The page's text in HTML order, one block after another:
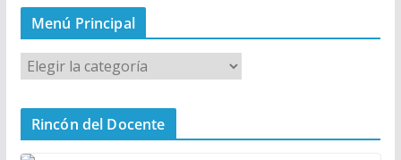
Menú Principal
M
e
n
P
Rincón del Docente